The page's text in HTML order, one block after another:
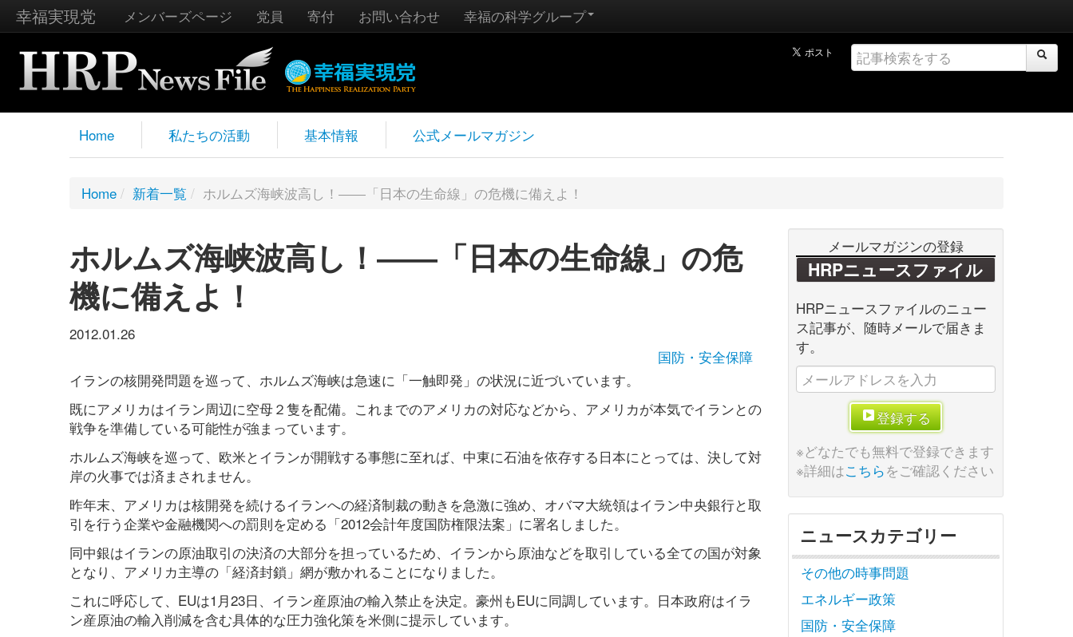
幸福実現党 メンバーズページ 党員 寄付 お問い合わせ 幸福の科学グループ
Home 私たちの活動 基本情報 公式メールマガジン
Home / 新着一覧 / ホルムズ海峡波高し！――「日本の生命線」の危機に備えよ！
ホルムズ海峡波高し！――「日本の生命線」の危
機に備えよ！
2012.01.26
国防・安全保障
イランの核開発問題を巡って、ホルムズ海峡は急速に「一触即発」の状況に近づいています。
既にアメリカはイラン周辺に空母２隻を配備。これまでのアメリカの対応などから、アメリカが本気でイランとの
戦争を準備している可能性が強まっています。
ホルムズ海峡を巡って、欧米とイランが開戦する事態に至れば、中東に石油を依存する日本にとっては、決して対
岸の火事では済まされません。
昨年末、アメリカは核開発を続けるイランへの経済制裁の動きを急激に強め、オバマ大統領はイラン中央銀行と取
引を行う企業や金融機関への罰則を定める「2012会計年度国防権限法案」に署名しました。
同中銀はイランの原油取引の決済の大部分を担っているため、イランから原油などを取引している全ての国が対象
となり、アメリカ主導の「経済封鎖」網が敷かれることになりました。
これに呼応して、EUは1月23日、イラン産原油の輸入禁止を決定。豪州もEUに同調しています。日本政府はイラ
ン産原油の輸入削減を含む具体的な圧力強化策を米側に提示しています。
メールマガジンの登録
HRPニュースファイル
HRPニュースファイルのニュー
ス記事が、随時メールで届きま
す。
登録する
※どなたでも無料で登録できます
※詳細はこちらをご確認ください
ニュースカテゴリー
その他の時事問題
エネルギー政策
国防・安全保障